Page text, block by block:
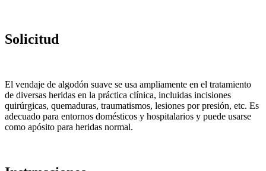
Solicitud
El vendaje de algodón suave se usa ampliamente en el tratamiento
de diversas heridas en la práctica clínica, incluidas incisiones
quirúrgicas, quemaduras, traumatismos, lesiones por presión, etc. Es
adecuado para entornos domésticos y hospitalarios y puede usarse
como apósito para heridas normal.